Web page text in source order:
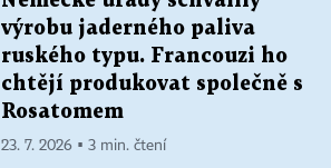
výrobu jaderného paliva
ruského typu. Francouzi ho
chtějí produkovat společně s
Rosatomem
23. 7. 2026 ▪ 3 min. čtení